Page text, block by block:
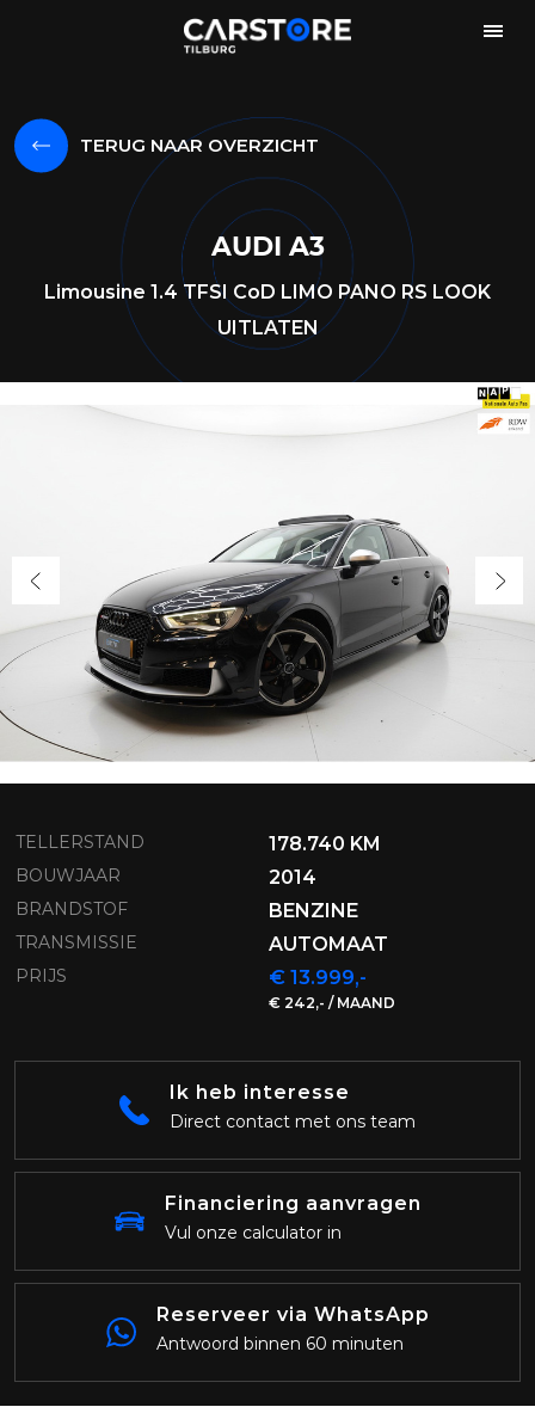
TERUG NAAR OVERZICHT
AUDI A3
Limousine 1.4 TFSI CoD LIMO PANO RS LOOK
UITLATEN
TELLERSTAND 178.740 KM
BOUWJAAR 2014
BRANDSTOF BENZINE
TRANSMISSIE AUTOMAAT
PRIJS € 13.999,-
€ 242,- / MAAND
Ik heb interesse
Direct contact met ons team
Financiering aanvragen
Vul onze calculator in
Reserveer via WhatsApp
Antwoord binnen 60 minuten